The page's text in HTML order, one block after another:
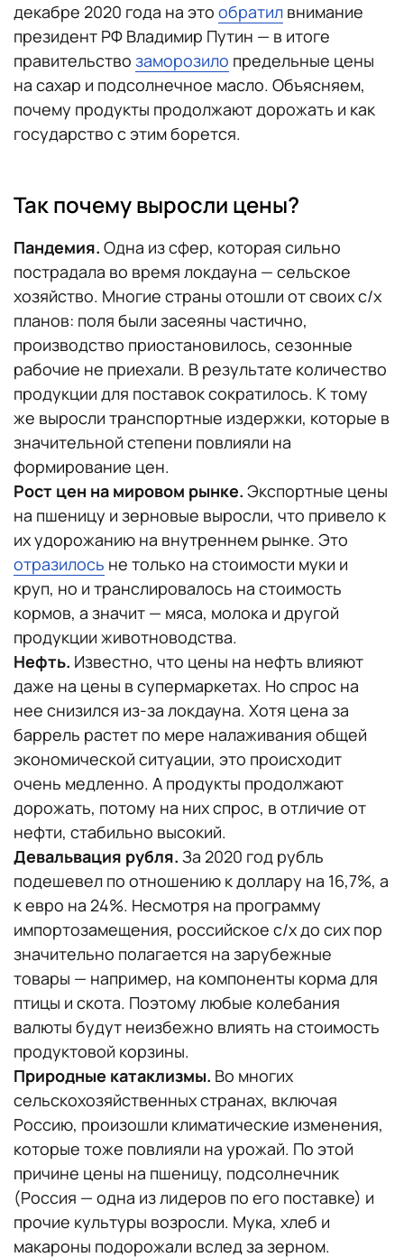
декабре 2020 года на это обратил внимание
президент РФ Владимир Путин — в итоге
правительство заморозило предельные цены
на сахар и подсолнечное масло. Объясняем,
почему продукты продолжают дорожать и как
государство с этим борется.
Так почему выросли цены?
Пандемия. Одна из сфер, которая сильно
пострадала во время локдауна — сельское
хозяйство. Многие страны отошли от своих с/х
планов: поля были засеяны частично,
производство приостановилось, сезонные
рабочие не приехали. В результате количество
продукции для поставок сократилось. К тому
же выросли транспортные издержки, которые в
значительной степени повлияли на
формирование цен.
Рост цен на мировом рынке. Экспортные цены
на пшеницу и зерновые выросли, что привело к
их удорожанию на внутреннем рынке. Это
отразилось не только на стоимости муки и
круп, но и транслировалось на стоимость
кормов, а значит — мяса, молока и другой
продукции животноводства.
Нефть. Известно, что цены на нефть влияют
даже на цены в супермаркетах. Но спрос на
нее снизился из-за локдауна. Хотя цена за
баррель растет по мере налаживания общей
экономической ситуации, это происходит
очень медленно. А продукты продолжают
дорожать, потому на них спрос, в отличие от
нефти, стабильно высокий.
Девальвация рубля. За 2020 год рубль
подешевел по отношению к доллару на 16,7%, а
к евро на 24%. Несмотря на программу
импортозамещения, российское с/х до сих пор
значительно полагается на зарубежные
товары — например, на компоненты корма для
птицы и скота. Поэтому любые колебания
валюты будут неизбежно влиять на стоимость
продуктовой корзины.
Природные катаклизмы. Во многих
сельскохозяйственных странах, включая
Россию, произошли климатические изменения,
которые тоже повлияли на урожай. По этой
причине цены на пшеницу, подсолнечник
(Россия — одна из лидеров по его поставке) и
прочие культуры возросли. Мука, хлеб и
макароны подорожали вслед за зерном.